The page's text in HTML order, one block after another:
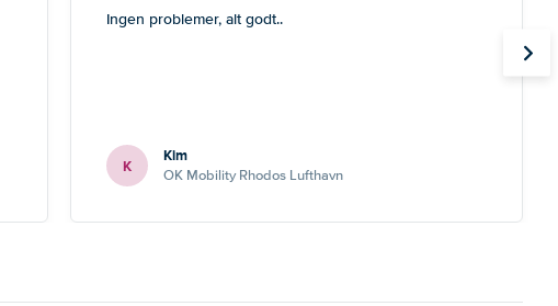
Ingen problemer, alt godt..
K Kim
OK Mobility Rhodos Lufthavn